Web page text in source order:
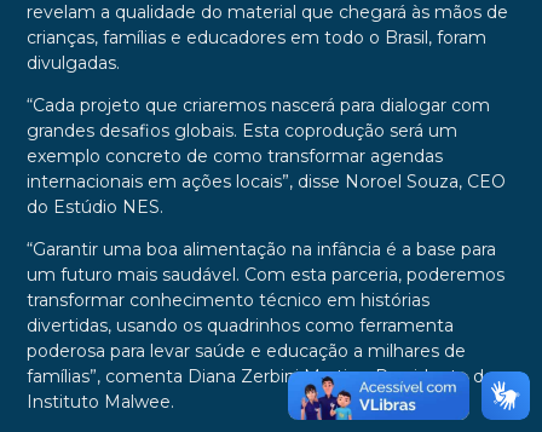
revelam a qualidade do material que chegará às mãos de
crianças, famílias e educadores em todo o Brasil, foram
divulgadas.
“Cada projeto que criaremos nascerá para dialogar com
grandes desafios globais. Esta coprodução será um
exemplo concreto de como transformar agendas
internacionais em ações locais”, disse Noroel Souza, CEO
do Estúdio NES.
“Garantir uma boa alimentação na infância é a base para
um futuro mais saudável. Com esta parceria, poderemos
transformar conhecimento técnico em histórias
divertidas, usando os quadrinhos como ferramenta
poderosa para levar saúde e educação a milhares de
famílias”, comenta Diana Zerbini Martins, Presidente do
Instituto Malwee.